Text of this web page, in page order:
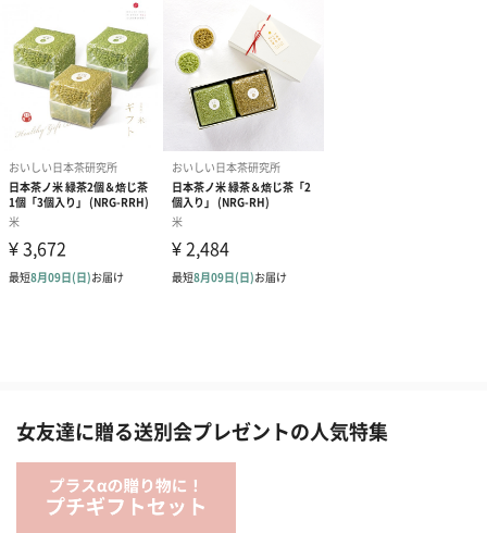
女友達に贈る送別会プレゼントの人気特集